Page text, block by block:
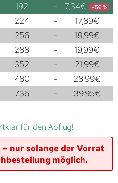
192 - 7,34€ -56 %
224 - 17,89€
256 - 18,99€
288 - 19,99€
352 - 21,99€
480 - 28,99€
736 - 39,95€
für den Abflug!
– nur solange der Vorrat
möglich.